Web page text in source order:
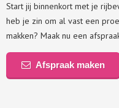
Start jij binnenkort met je
heb je zin om al vast een
makken? Maak nu een
Afspraak maken